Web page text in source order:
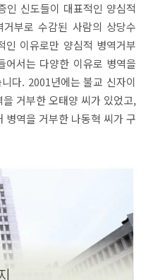
인 신도들이 대표적인 양심적
부로 수감된 사람의 상당수
인 이유로만 양심적 병역거부
서는 다양한 이유로 병역을
다. 2001년에는 불교 신자이
거부한 오태양 씨가 있었고,
병역을 거부한 나동혁 씨가 구